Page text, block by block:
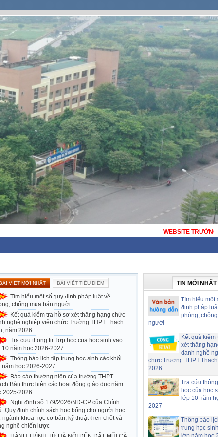
TRƯỜNG THPT THẠCH BÀN - HÀ NỘI - TRƯỜNG THPT CÔNG LẬP ĐẠT
VIẾT MỚI NHẤT BÀI VIẾT TIÊU ĐIỂM
Tìm hiểu một số quy định pháp luật về
chống mua bán người
Kết quả kiểm tra hồ sơ xét thăng hạng chức
nghề nghiệp viên chức Trường THPT Thạch
năm 2026
Tra cứu thông tin lớp học của học sinh vào
10 năm học 2026-2027
Thông báo lịch tập trung học sinh các khối
năm học 2026-2027
Báo cáo thường niên của trường THPT
Bàn thực hiện các hoạt động giáo dục năm
2025-2026
Nghị định số 179/2026/NĐ-CP của Chính
Quy định chính sách học bổng cho người học
ngành khoa học cơ bản, kỹ thuật then chốt và
nghệ chiến lược
TIN MỚI NHẤT
Tìm hiểu một
định pháp
phòng,
người
Kết quả kiểm
xét thăng
danh nghề
chức Trường THPT
2026
Tra cứu
học của học
lớp 10 năm
2027
Thông báo
trung học
lớp năm học